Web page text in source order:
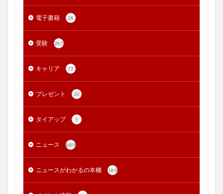
電子書籍 28
受験 287
キャリア 72
プレゼント 20
タイアップ 5
ニュース 689
ニュースがわかるの本棚 189